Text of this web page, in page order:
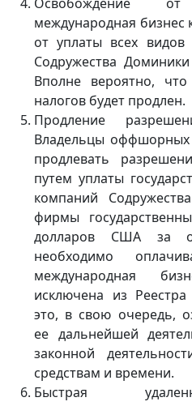
международная бизнес
от уплаты всех видов
Содружества
Вполне вероятно,
налогов будет продлен.
Продление
Владельцы
продлевать
путем уплаты
компаний
фирмы
долларов США за
необходимо
международная
исключена из
это, в свою очередь,
ее дальнейшей
законной
средствам и времени.
Быстрая